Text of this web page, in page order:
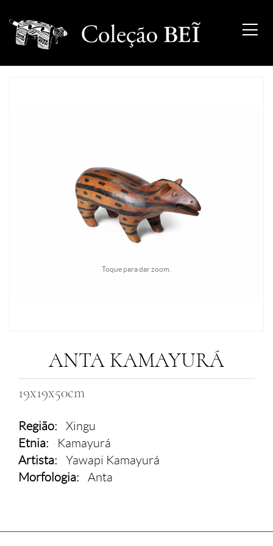
Toque para dar zoom.
ANTA KAMAYURÁ
19x19x50cm
Região:
Xingu
Etnia:
Kamayurá
Artista:
Yawapi Kamayurá
Morfologia:
Anta